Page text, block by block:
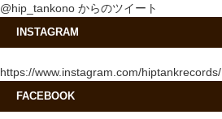
@hip_tankono からのツイート
INSTAGRAM
https://www.instagram.com/hiptankrecords/
FACEBOOK